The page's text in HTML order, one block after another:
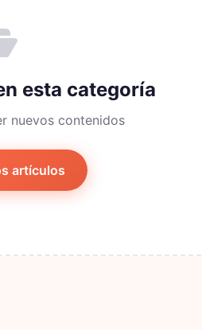
esta categoría
nuevos contenidos
artículos